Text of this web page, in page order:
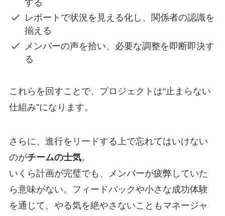
する
レポートで状況を見える化し、関係者の認識を
揃える
メンバーの声を拾い、必要な調整を即断即決す
る
これらを回すことで、プロジェクトは“止まらない
仕組み”になります。
さらに、進行をリードする上で忘れてはいけない
のがチームの士気。
いくら計画が完璧でも、メンバーが疲弊していた
ら意味がない。フィードバックや小さな成功体験
を通じて、やる気を絶やさないこともマネージャ